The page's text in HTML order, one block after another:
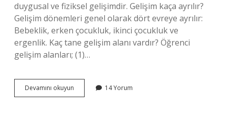
duygusal ve fiziksel gelişimdir. Gelişim kaça ayrılır?
Gelişim dönemleri genel olarak dört evreye ayrılır:
Bebeklik, erken çocukluk, ikinci çocukluk ve
ergenlik. Kaç tane gelişim alanı vardır? Öğrenci
gelişim alanları; (1)…
Devamını okuyun
Neleri
14 Yorum